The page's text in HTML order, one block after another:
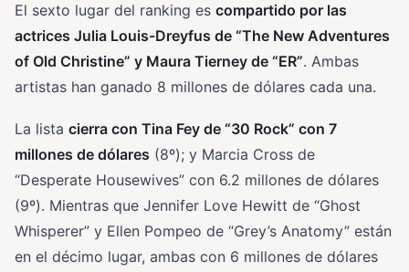
El sexto lugar del ranking es compartido por las
actrices Julia Louis-Dreyfus de “The New Adventures
of Old Christine” y Maura Tierney de “ER”. Ambas
artistas han ganado 8 millones de dólares cada una.
La lista cierra con Tina Fey de “30 Rock” con 7
millones de dólares (8º); y Marcia Cross de
“Desperate Housewives” con 6.2 millones de dólares
(9º). Mientras que Jennifer Love Hewitt de “Ghost
Whisperer” y Ellen Pompeo de “Grey’s Anatomy” están
en el décimo lugar, ambas con 6 millones de dólares